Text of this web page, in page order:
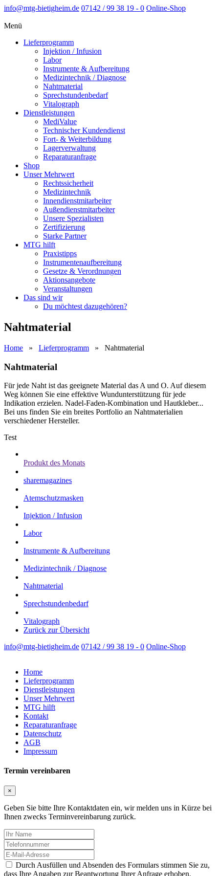
info@mtg-bietigheim.de 07142 / 99 38 19 - 0 Online-Shop
Menü
Lieferprogramm
Injektion / Infusion
Labor
Instrumente & Aufbereitung
Medizintechnik / Diagnose
Nahtmaterial
Sprechstundenbedarf
Vitalograph
Dienstleistungen
MediValue
Technischer Kundendienst
Fort- & Weiterbildung
Lagerverwaltung
Reparaturanfrage
Shop
Unser Mehrwert
Rechtssicherheit
Medizintechnik
Innendienstmitarbeiter
Außendienstmitarbeiter
Unsere Spezialisten
Zertifizierung
Starke Partner
MTG hilft
Praxistipps
Instrumentenaufbereitung
Gesetze & Verordnungen
Aktionsangebote
Veranstaltungen
Das sind wir
Du möchtest dazugehören?
Nahtmaterial
Home » Lieferprogramm » Nahtmaterial
Nahtmaterial
Für jede Naht ist das geeignete Material das A und O. Auf diesem
Weg können Sie eine effektive Wundunterstützung für jede
Indikation erzielen. Nadel-Faden-Kombination und Hautkleber...
Bei uns finden Sie ein breites Portfolio an Nahtmaterialien
verschiedener Hersteller.
Test
Produkt des Monats
sharemagazines
Atemschutzmasken
Injektion / Infusion
Labor
Instrumente & Aufbereitung
Medizintechnik / Diagnose
Nahtmaterial
Sprechstundenbedarf
Vitalograph
Zurück zur Übersicht
info@mtg-bietigheim.de 07142 / 99 38 19 - 0 Online-Shop
Home
Lieferprogramm
Dienstleistungen
Unser Mehrwert
MTG hilft
Kontakt
Reparaturanfrage
Datenschutz
AGB
Impressum
Termin vereinbaren
×
Geben Sie bitte Ihre Kontaktdaten ein, wir melden uns in Kürze bei
Ihnen zwecks Terminvereinbarung zurück.
Durch Ausfüllen und Absenden des Formulars stimmen Sie zu,
dass Ihre Angaben zur Beantwortung Ihrer Anfrage erhoben,